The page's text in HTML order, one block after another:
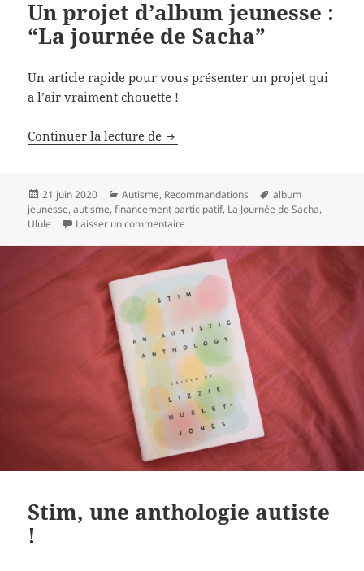
Un projet d’album jeunesse :
“La journée de Sacha”
Un article rapide pour vous présenter un projet qui
a l’air vraiment chouette !
Continuer la lecture de Un projet d’album jeunesse : “La
Publié
le
21 juin 2020 Catégories
Autisme, Recommandations
Mots-
clés
album
jeunesse,autisme,financement participatif, La Journée de Sacha,
Ulule
Laisser un commentaire
Stim, une anthologie autiste
!